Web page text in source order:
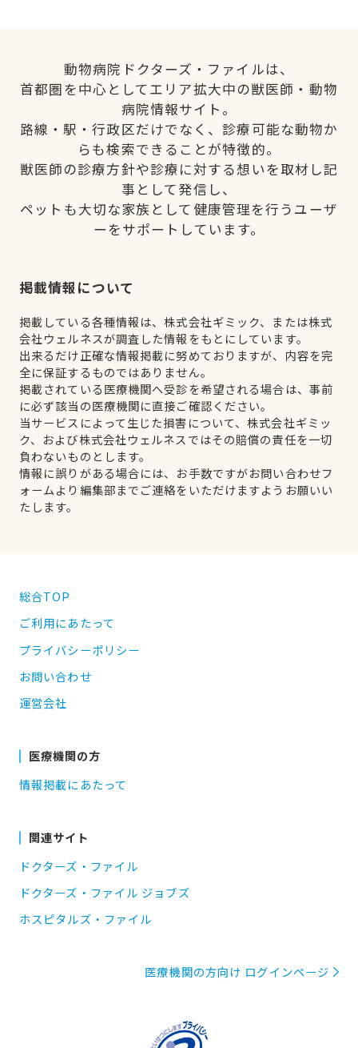
動物病院ドクターズ・ファイルは、
首都圏を中心としてエリア拡大中の獣医師・動物
病院情報サイト。
路線・駅・行政区だけでなく、診療可能な動物か
らも検索できることが特徴的。
獣医師の診療方針や診療に対する想いを取材し記
事として発信し、
ペットも大切な家族として健康管理を行うユーザ
ーをサポートしています。
掲載情報について
掲載している各種情報は、株式会社ギミック、または株式
会社ウェルネスが調査した情報をもとにしています。
出来るだけ正確な情報掲載に努めておりますが、内容を完
全に保証するものではありません。
掲載されている医療機関へ受診を希望される場合は、事前
に必ず該当の医療機関に直接ご確認ください。
当サービスによって生じた損害について、株式会社ギミッ
ク、および株式会社ウェルネスではその賠償の責任を一切
負わないものとします。
情報に誤りがある場合には、お手数ですがお問い合わせフ
ォームより編集部までご連絡をいただけますようお願いい
たします。
総合TOP
ご利用にあたって
プライバシーポリシー
お問い合わせ
運営会社
医療機関の方
情報掲載にあたって
関連サイト
ドクターズ・ファイル
ドクターズ・ファイル ジョブズ
ホスピタルズ・ファイル
医療機関の方向け ログインページ